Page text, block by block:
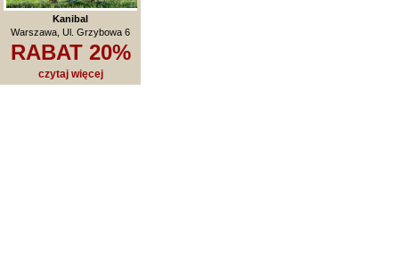
Kanibal
Warszawa, Ul. Grzybowa 6
RABAT 20%
czytaj więcej